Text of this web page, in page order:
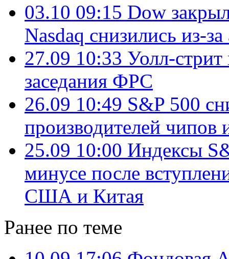
03.10 09:15 Dow
Nasdaq снизились из-
27.09 10:33 Уолл-стрит
заседания ФРС
26.09 10:49 S&P 500
производителей
25.09 10:00 Индексы
минусе после
США и Китая
Ранее по теме